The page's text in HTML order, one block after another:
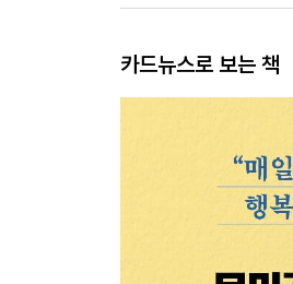
카드뉴스로 보는 책